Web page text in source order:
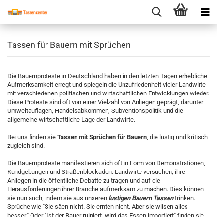
Tassen für Bauern mit Sprüchen
Die Bauernproteste in Deutschland haben in den letzten Tagen erhebliche
Aufmerksamkeit erregt und spiegeln die Unzufriedenheit vieler Landwirte
mit verschiedenen politischen und wirtschaftlichen Entwicklungen wieder.
Diese Proteste sind oft von einer Vielzahl von Anliegen geprägt, darunter
Umweltauflagen, Handelsabkommen, Subventionspolitik und die
allgemeine wirtschaftliche Lage der Landwirte.
Bei uns finden sie Tassen mit Sprüchen für Bauern, die lustig und kritisch
zugleich sind.
Die Bauernproteste manifestieren sich oft in Form von Demonstrationen,
Kundgebungen und Straßenblockaden. Landwirte versuchen, ihre
Anliegen in die öffentliche Debatte zu tragen und auf die
Herausforderungen ihrer Branche aufmerksam zu machen. Dies können
sie nun auch, indem sie aus unseren lustigen Bauern Tassentrinken.
Sprüche wie "Sie säen nicht. Sie ernten nicht. Aber sie wiisen alles
besser." Oder "Ist der Bauer ruiniert, wird das Essen importiert" finden sie